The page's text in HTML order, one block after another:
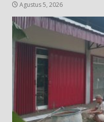
Agustus 5, 2026